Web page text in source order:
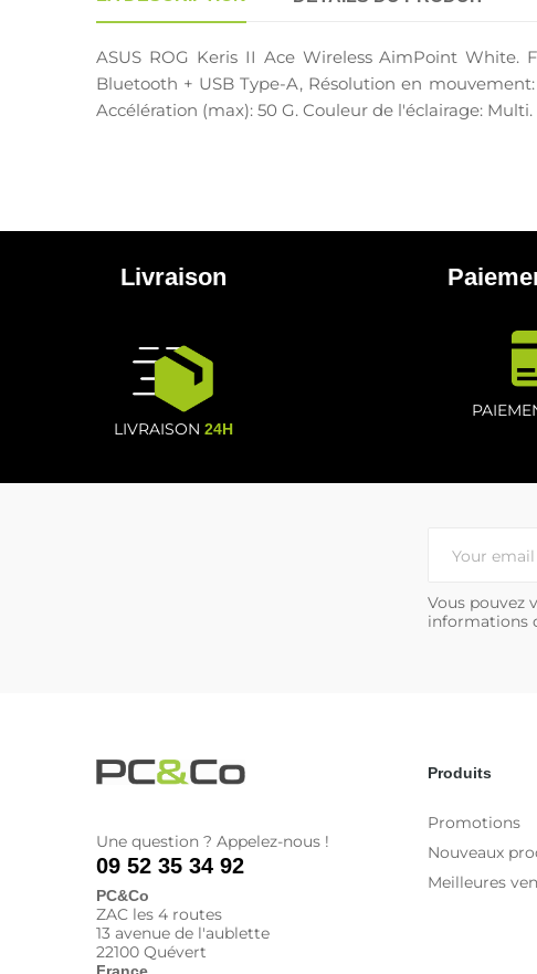
ASUS ROG Keris II Ace Wireless AimPoint
Bluetooth + USB Type-A, Résolution en
Accélération (max): 50 G. Couleur de l'éclairage:
Livraison
LIVRAISON 24H
Vous pouvez
informations
Une question ? Appelez-nous !
09 52 35 34 92
PC&Co
ZAC les 4 routes
13 avenue de l'aublette
22100 Quévert
Produits
Promotions
Nouveaux
Meilleures